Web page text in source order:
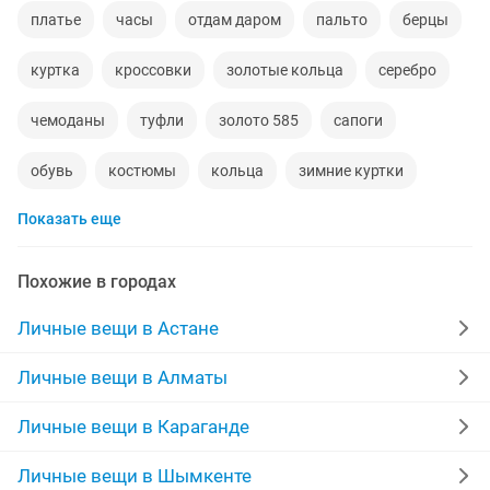
платье часы отдам даром пальто берцы
куртка кроссовки золотые кольца серебро
чемоданы туфли золото 585 сапоги
обувь костюмы кольца зимние куртки
норковые шапки
дубленки мужские кожаные куртки
куртки мужские мужские зимние куртки
свадебное платье памперсы взрослые
Показать еще
Похожие в городах
Личные вещи в Астане
Личные вещи в Алматы
Личные вещи в Караганде
Личные вещи в Шымкенте